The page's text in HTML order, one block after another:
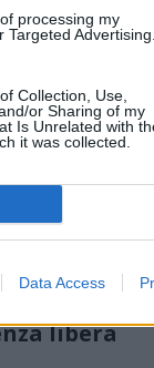
processing my
Targeted Advertising.
Collection, Use,
or Sharing of my
Is Unrelated with
it was collected.
Data Access
libera